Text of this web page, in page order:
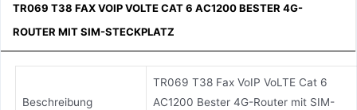
TR069 T38 FAX VOIP VOLTE CAT 6 AC1200 BESTER 4G-
ROUTER MIT SIM-STECKPLATZ
Beschreibung
TR069 T38 Fax VoIP VoLTE Cat 6
AC1200 Bester 4G-Router mit SIM-